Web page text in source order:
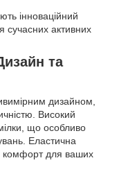
інноваційний
сучасних активних
та
дизайном,
Високий
що особливо
Еластична
комфорт для ваших